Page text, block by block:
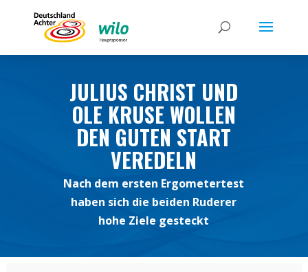
JULIUS CHRIST UND
OLE KRUSE WOLLEN
DEN GUTEN START
VEREDELN
Nach dem ersten Ergometertest
haben sich die beiden Ruderer
hohe Ziele gesteckt